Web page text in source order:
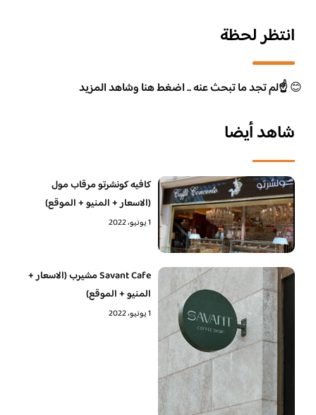
انتظر لحظة
😊☝️لم تجد ما تبحث عنه .. اضغط هنا وشاهد المزيد
شاهد أيضا
كافيه كونشرتو مرقاب مول
(الاسعار + المنيو + الموقع)
1 يونيو، 2022
Savant Cafe مشيرب (الاسعار +
المنيو + الموقع)
1 يونيو، 2022